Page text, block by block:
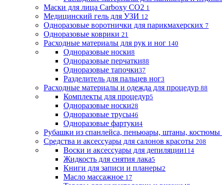
Маски для лица Carboxy CO2 1
Медицинский гель для УЗИ 12
Одноразовые воротнички для парикмахерских 7
Одноразовые коврики 21
Расходные материалы для рук и ног 140
Одноразовые носки8
Одноразовые перчатки88
Одноразовые тапочки37
Разделитель для пальцев ног3
Расходные материалы и одежда для процедур 88
Комплекты для процедур5
Одноразовые носки28
Одноразовые трусы46
Одноразовые фартуки4
Рубашки из спанлейса, пеньюары, штаны, костюмы
Средства и аксессуары для салонов красоты 208
Воски и аксессуары для депиляции114
Жидкость для снятия лака5
Книги для записи и планеры2
Масло массажное 17